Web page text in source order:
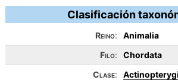
Clasificación
Reino:
Animalia
Filo:
Chordata
Clase: